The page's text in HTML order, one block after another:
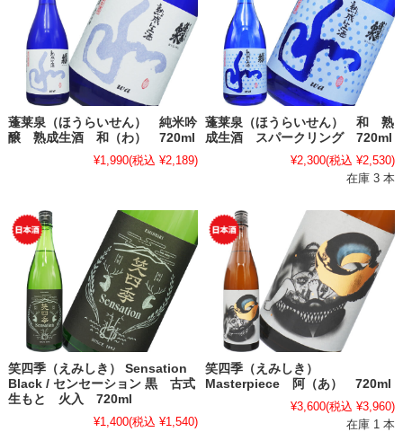
蓬莱泉（ほうらいせん） 純米吟
醸 熟成生酒 和（わ） 720ml
¥1,990(税込 ¥2,189)
蓬莱泉（ほうらいせん） 和 熟
成生酒 スパークリング 720ml
¥2,300(税込 ¥2,530)
在庫 3 本
笑四季（えみしき） Sensation
Black / センセーション 黒 古式
生もと 火入 720ml
¥1,400(税込 ¥1,540)
笑四季（えみしき）
Masterpiece 阿（あ） 720ml
¥3,600(税込 ¥3,960)
在庫 1 本